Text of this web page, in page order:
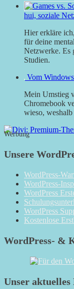
hui, soziale
Hier erkläre
für deine
Netzwerke. Es
Studien.
Vom
Mein Umstieg
Chromebook
wieso,
Werbung
Unsere
WordPress-
WordPress-
WordPress
WordPress
Kostenlose
WordPress- &
Unser aktuelles